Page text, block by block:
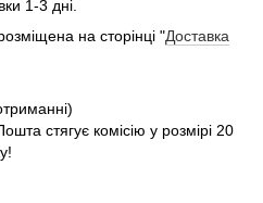
1-3 дні.
на сторінці "Доставка
стягує комісію у розмірі 20